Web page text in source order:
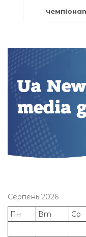
Серпень 2026
Пн
Вт Ср